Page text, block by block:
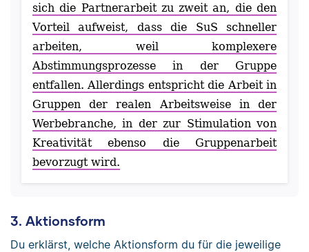
sich die Partnerarbeit zu zweit an, die den
Vorteil aufweist, dass die SuS schneller
arbeiten, weil komplexere
Abstimmungsprozesse in der Gruppe
entfallen. Allerdings entspricht die Arbeit in
Gruppen der realen Arbeitsweise in der
Werbebranche, in der zur Stimulation von
Kreativität ebenso die Gruppenarbeit
bevorzugt wird.
3. Aktionsform
Du erklärst, welche Aktionsform du für die jeweilige